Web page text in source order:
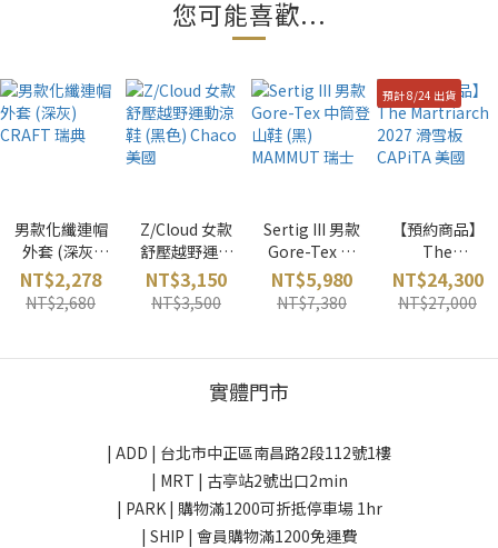
您可能喜歡...
男款化纖連帽
外套 (深灰)
CRAFT 瑞典
NT$2,278
NT$2,680
Z/Cloud 女款
舒壓越野運動
涼鞋 (黑色)
Chaco 美國
NT$3,150
NT$3,500
Sertig III 男款
Gore-Tex 中
筒登山鞋 (黑)
MAMMUT 瑞
士
NT$5,980
NT$7,380
預計 8/24 出貨
【預約商品】
The
Martriarch
2027 滑雪板
CAPiTA 美國
NT$24,300
NT$27,000
實體門市
| ADD | 台北市中正區南昌路2段112號1樓
| MRT | 古亭站2號出口2min
| PARK | 購物滿1200可折抵停車場 1hr
| SHIP | 會員購物滿1200免運費